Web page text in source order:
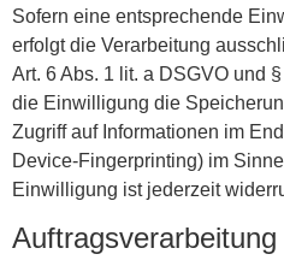
Sofern eine entsprechende
erfolgt die Verarbeitung
Art. 6 Abs. 1 lit. a DSGVO und
die Einwilligung die
Zugriff auf Informationen im
Device-Fingerprinting) im
Einwilligung ist jederzeit
Auftragsverarbeitung